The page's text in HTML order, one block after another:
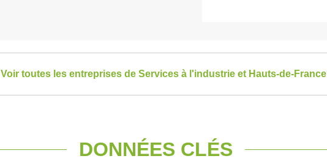
Voir toutes les entreprises de Services à l'industrie et Hauts-de-France
DONNÉES CLÉS